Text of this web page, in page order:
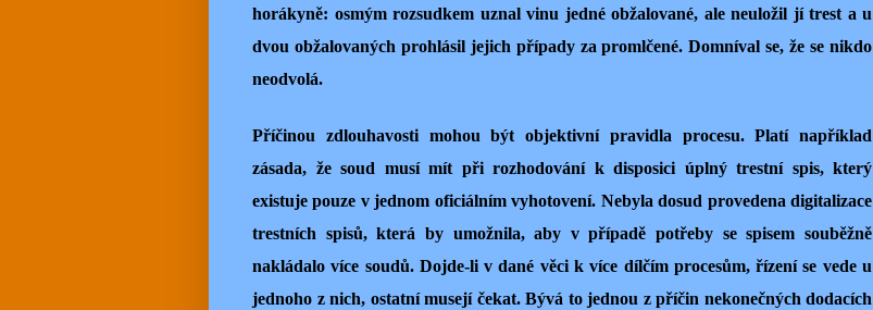
horákyně: osmým rozsudkem uznal vinu jedné obžalované, ale neuložil jí trest a u
dvou obžalovaných prohlásil jejich případy za promlčené. Domníval se, že se nikdo
neodvolá.
Příčinou zdlouhavosti mohou být objektivní pravidla procesu. Platí například
zásada, že soud musí mít při rozhodování k disposici úplný trestní spis, který
existuje pouze v jednom oficiálním vyhotovení. Nebyla dosud provedena digitalizace
trestních spisů, která by umožnila, aby v případě potřeby se spisem souběžně
nakládalo více soudů. Dojde-li v dané věci k více dílčím procesům, řízení se vede u
jednoho z nich, ostatní musejí čekat. Bývá to jednou z příčin nekonečných dodacích